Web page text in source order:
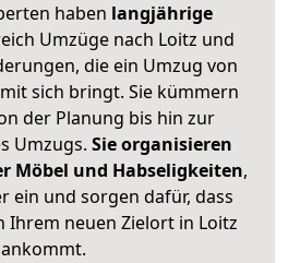
haben langjährige
Umzüge nach Loitz und
die ein Umzug von
sich bringt. Sie kümmern
der Planung bis hin zur
Umzugs. Sie organisieren
Möbel und Habseligkeiten,
ein und sorgen dafür, dass
Ihrem neuen Zielort in Loitz
ankommt.